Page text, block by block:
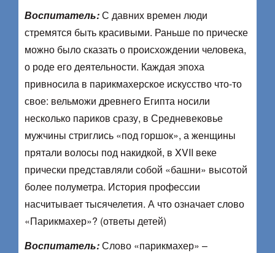
Воспитатель:С давних времен люди
стремятся быть красивыми. Раньше по прическе
можно было сказать о происхождении человека,
о роде его деятельности. Каждая эпоха
привносила в парикмахерское искусство что-то
свое: вельможи древнего Египта носили
несколько париков сразу, в Средневековье
мужчины стриглись «под горшок», а женщины
прятали волосы под накидкой, в XVII веке
прически представляли собой «башни» высотой
более полуметра. История профессии
насчитывает тысячелетия. А что означает слово
«Парикмахер»? (ответы детей)
Воспитатель:Слово «парикмахер» –